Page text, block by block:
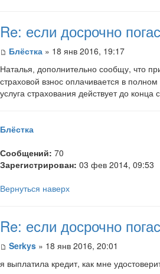
Re: если досрочно
Блёстка » 18 янв 2016, 19:17
Наталья, дополнительно сообщу, что
страховой взнос оплачивается в
услуга страхования действует до
Блёстка
Сообщений: 70
Зарегистрирован: 03 фев 2014, 09:53
Вернуться наверх
Re: если досрочно
Serkys » 18 янв 2016, 20:01
я выплатила кредит, как мне